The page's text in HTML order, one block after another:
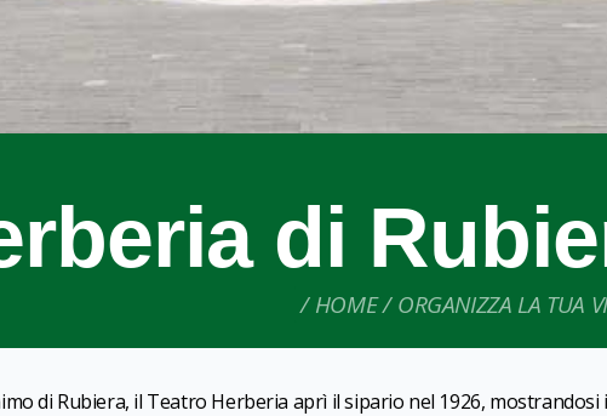
di
HOME ORGANIZZA LA TUA
di Rubiera, il Teatro Herberia aprì il sipario nel 1926, mostrandosi